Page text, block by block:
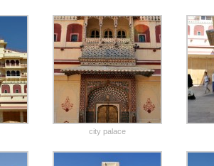
city palace